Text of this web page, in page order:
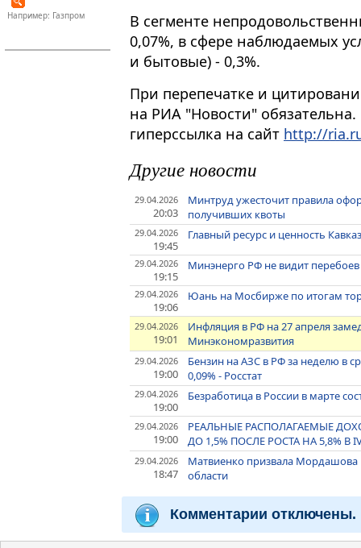
Например: Газпром
В сегменте
0,07%, в сфере наблюдаемых
и бытовые) - 0,3%.
При перепечатке и
на РИА "Новости"
гиперссылка на сайт http://
Другие новости
29.04.2026
20:03
Минтруд ужесточит правила
получивших квоты
29.04.2026
19:45
Главный ресурс и ценность
29.04.2026
19:15
Минэнерго РФ не видит
29.04.2026
19:06
Юань на Мосбирже по итогам
29.04.2026
19:01
Инфляция в РФ на 27 апреля
Минэкономразвития
29.04.2026
19:00
Бензин на АЗС в РФ за неделю в
0,09% - Росстат
29.04.2026
19:00
Безработица в России в марте
29.04.2026
19:00
РЕАЛЬНЫЕ РАСПОЛАГАЕМЫЕ
ДО 1,5% ПОСЛЕ РОСТА НА 5,8% В
29.04.2026
18:47
Матвиенко призвала Мордашова
области
Комментарии отключены.